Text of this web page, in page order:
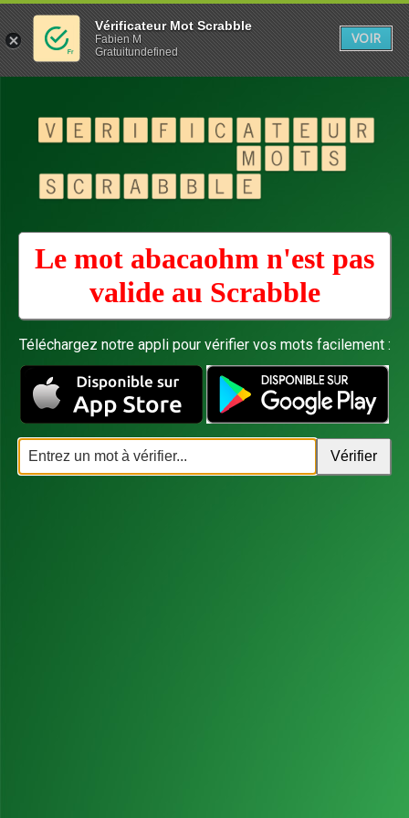
Le mot abacaohm n'est pas
valide au Scrabble
Téléchargez notre appli pour vérifier vos mots facilement :
Vérificateur Mot Scrabble
Fabien M
Gratuitundefined
VOIR